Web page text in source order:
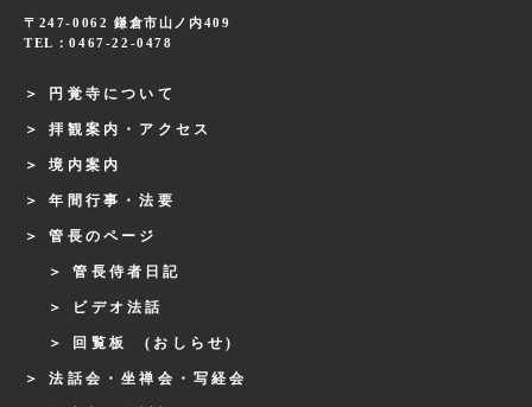
〒247-0062 鎌倉市山ノ内409
TEL：0467-22-0478
円覚寺について
拝観案内・アクセス
境内案内
年間行事・法要
管長のページ
管長侍者日記
ビデオ法話
回覧板 (おしらせ)
法話会・坐禅会・写経会